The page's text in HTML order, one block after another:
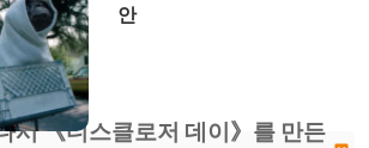
안
시 《디스클로저 데이》를 만든